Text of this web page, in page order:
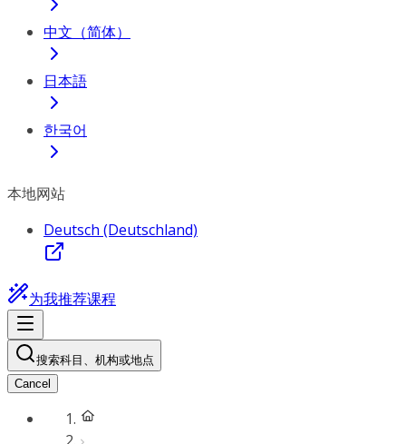
中文（简体）
日本語
한국어
本地网站
Deutsch (Deutschland)
为我推荐课程
搜索科目、机构或地点
Cancel